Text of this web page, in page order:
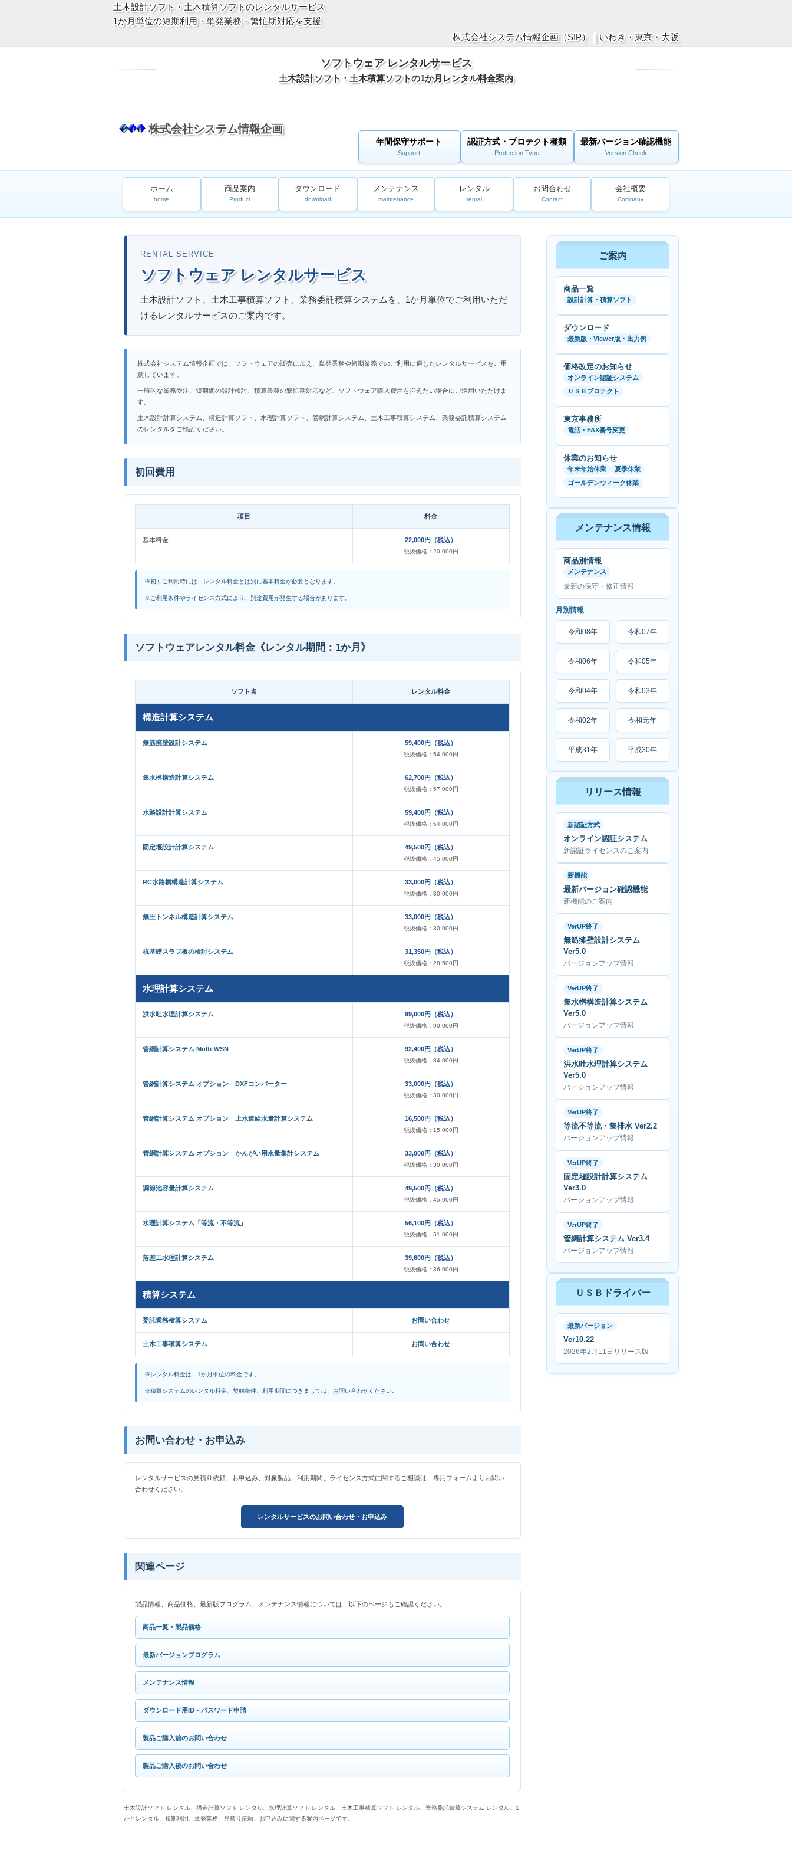
土木設計ソフト・土木積算ソフトのレンタルサービス
1か月単位の短期利用・単発業務・繁忙期対応を支援
株式会社システム情報企画（SIP）｜いわき・東京・大阪
ソフトウェア レンタルサービス
土木設計ソフト・土木積算ソフトの1か月レンタル料金案内
株式会社システム情報企画
年間保守サポート
Support
認証方式・プロテクト種類
Protection Type
最新バージョン確認機能
Version Check
ホーム
home
商品案内
Product
ダウンロード
download
メンテナンス
maintenance
レンタル
rental
お問合わせ
Contact
会社概要
Company
RENTAL SERVICE
ソフトウェア レンタルサービス
土木設計ソフト、土木工事積算ソフト、業務委託積算システムを、1か月単位でご利用いただ
けるレンタルサービスのご案内です。
株式会社システム情報企画では、ソフトウェアの販売に加え、単発業務や短期業務でのご利用に適したレンタルサービスをご用
意しています。
一時的な業務受注、短期間の設計検討、積算業務の繁忙期対応など、ソフトウェア購入費用を抑えたい場合にご活用いただけま
す。
土木設計計算システム、構造計算ソフト、水理計算ソフト、管網計算システム、土木工事積算システム、業務委託積算システム
のレンタルをご検討ください。
初回費用
項目 料金
基本料金 22,000円（税込）
税抜価格：20,000円
※初回ご利用時には、レンタル料金とは別に基本料金が必要となります。
※ご利用条件やライセンス方式により、別途費用が発生する場合があります。
ソフトウェアレンタル料金《レンタル期間：1か月》
ソフト名 レンタル料金
構造計算システム
無筋擁壁設計システム 59,400円（税込）
税抜価格：54,000円
集水桝構造計算システム 62,700円（税込）
税抜価格：57,000円
水路設計計算システム 59,400円（税込）
税抜価格：54,000円
固定堰設計計算システム 49,500円（税込）
税抜価格：45,000円
RC水路橋構造計算システム 33,000円（税込）
税抜価格：30,000円
無圧トンネル構造計算システム 33,000円（税込）
税抜価格：30,000円
杭基礎スラブ板の検討システム 31,350円（税込）
税抜価格：28,500円
水理計算システム
洪水吐水理計算システム 99,000円（税込）
税抜価格：90,000円
管網計算システム Multi-WSN 92,400円（税込）
税抜価格：84,000円
管網計算システム オプション DXFコンバーター 33,000円（税込）
税抜価格：30,000円
管網計算システム オプション 上水道給水量計算システム 16,500円（税込）
税抜価格：15,000円
管網計算システム オプション かんがい用水量集計システム 33,000円（税込）
税抜価格：30,000円
調節池容量計算システム 49,500円（税込）
税抜価格：45,000円
水理計算システム「等流・不等流」 56,100円（税込）
税抜価格：51,000円
落差工水理計算システム 39,600円（税込）
税抜価格：36,000円
積算システム
委託業務積算システム お問い合わせ
土木工事積算システム お問い合わせ
※レンタル料金は、1か月単位の料金です。
※積算システムのレンタル料金、契約条件、利用期間につきましては、お問い合わせください。
お問い合わせ・お申込み
レンタルサービスの見積り依頼、お申込み、対象製品、利用期間、ライセンス方式に関するご相談は、専用フォームよりお問い
合わせください。
レンタルサービスのお問い合わせ・お申込み
関連ページ
製品情報、商品価格、最新版プログラム、メンテナンス情報については、以下のページもご確認ください。
商品一覧・製品価格
最新バージョンプログラム
メンテナンス情報
ダウンロード用ID・パスワード申請
製品ご購入前のお問い合わせ
製品ご購入後のお問い合わせ
土木設計ソフト レンタル、構造計算ソフト レンタル、水理計算ソフト レンタル、土木工事積算ソフト レンタル、業務委託積算システム レンタル、1
か月レンタル、短期利用、単発業務、見積り依頼、お申込みに関する案内ページです。
ご案内
商品一覧
設計計算・積算ソフト
ダウンロード
最新版・Viewer版・出力例
価格改定のお知らせ
オンライン認証システム
ＵＳＢプロテクト
東京事務所
電話・FAX番号変更
休業のお知らせ
年末年始休業
夏季休業
ゴールデンウィーク休業
メンテナンス情報
商品別情報
メンテナンス
最新の保守・修正情報
月別情報
令和08年 令和07年
令和06年 令和05年
令和04年 令和03年
令和02年 令和元年
平成31年 平成30年
リリース情報
新認証方式
オンライン認証システム
新認証ライセンスのご案内
新機能
最新バージョン確認機能
新機能のご案内
VerUP終了
無筋擁壁設計システム
Ver5.0
バージョンアップ情報
VerUP終了
集水桝構造計算システム
Ver5.0
バージョンアップ情報
VerUP終了
洪水吐水理計算システム
Ver5.0
バージョンアップ情報
VerUP終了
等流不等流・集排水 Ver2.2
バージョンアップ情報
VerUP終了
固定堰設計計算システム
Ver3.0
バージョンアップ情報
VerUP終了
管網計算システム Ver3.4
バージョンアップ情報
ＵＳＢドライバー
最新バージョン
Ver10.22
2026年2月11日リリース版